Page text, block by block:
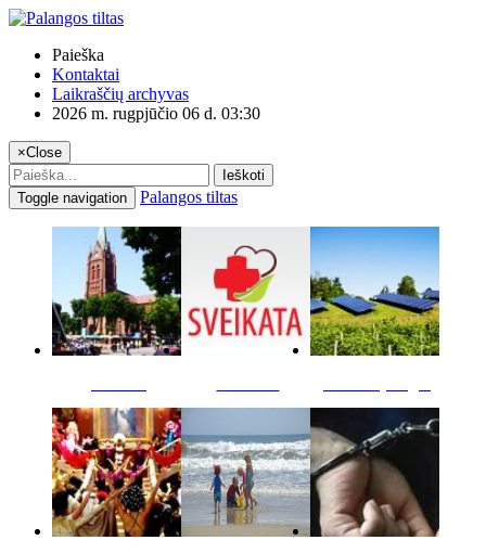
Paieška
Kontaktai
Laikraščių archyvas
2026 m. rugpjūčio 06 d. 03:30
×Close
Ieškoti
Toggle navigation
Palangos tiltas